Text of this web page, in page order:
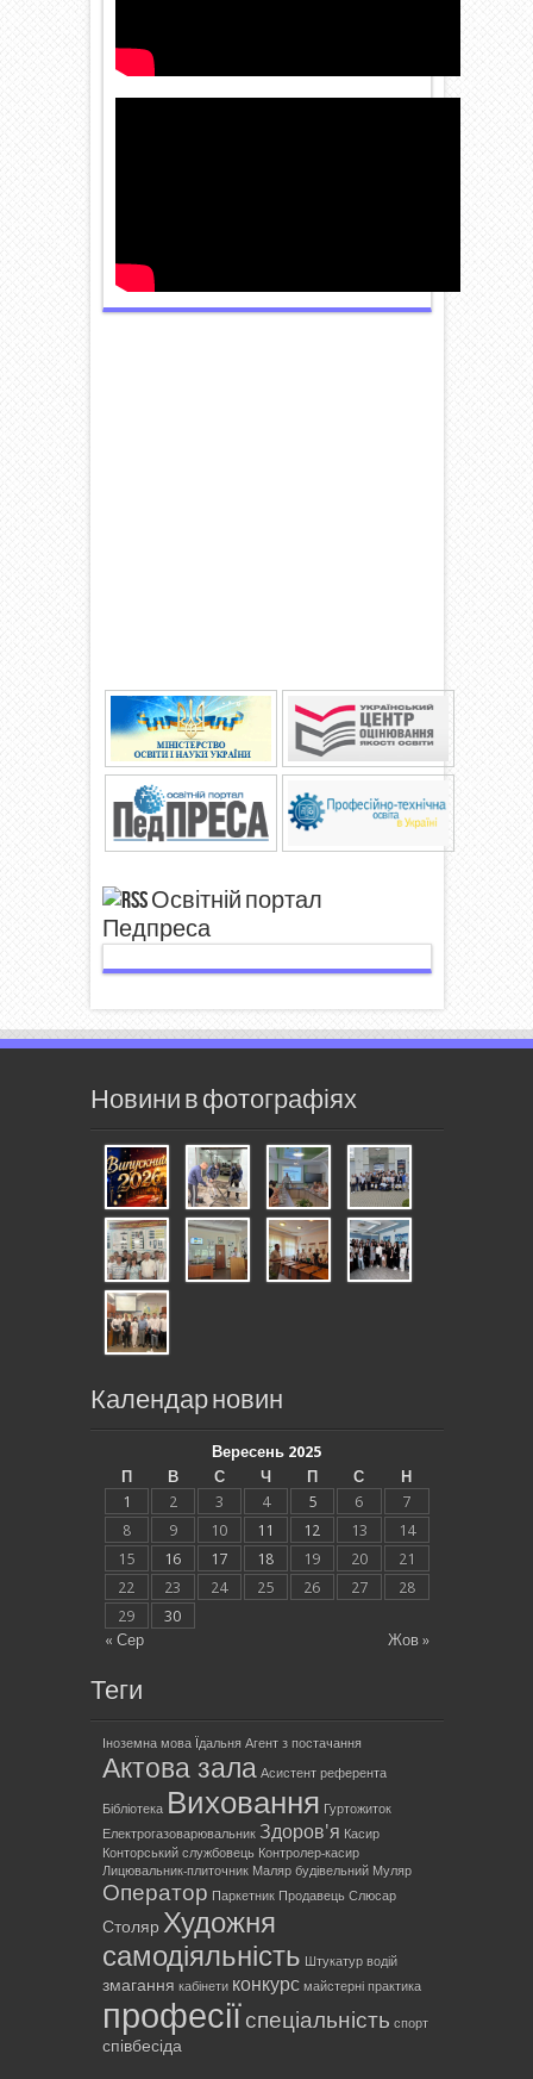
Освітній портал
Педпреса
Новини в фотографіях
Календар новин
Вересень 2025
П
В С Ч П С Н
« Сер Жов »
1 2 3 4 5 6
7
8
9 10 11 12 13
14
15
16 17 18 19 20
21
22
23 24 25 26 27
28
29
30
Теги
Іноземна мова Їдальня Агент з постачання
Актова зала Асистент референта
Бібліотека Виховання Гуртожиток
Електрогазоварювальник Здоров'я Касир
Конторський службовець Контролер-касир
Лицювальник-плиточник Маляр будівельний Муляр
Оператор Паркетник Продавець Слюсар
Столяр Художня
самодіяльність Штукатур водій
змагання кабінети конкурс майстерні практика
професіїспеціальність спорт
співбесіда